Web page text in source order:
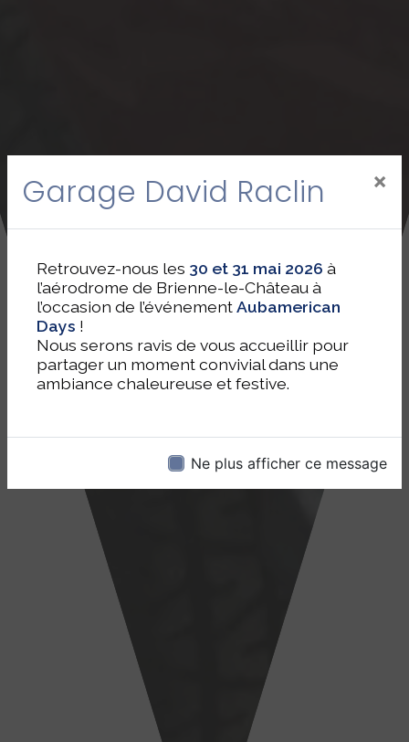
Garage David Raclin ×
Retrouvez-nous les 30 et 31 mai 2026 à
l’aérodrome de Brienne-le-Château à
l’occasion de l’événementAubamerican
Days !
Nous serons ravis de vous accueillir pour
partager un moment convivial dans une
ambiance chaleureuse et festive.
Ne plus afficher ce message